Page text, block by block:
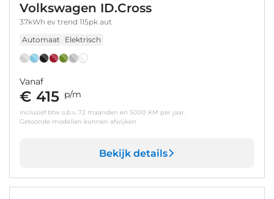
Volkswagen ID.Cross
37kWh ev trend 115pk aut
Automaat Elektrisch
Vanaf
€ 415 p/m
inclusief btw o.b.v. 72 maanden en 5000 KM per jaar.
Getoonde modellen kunnen afwijken
Bekijk details